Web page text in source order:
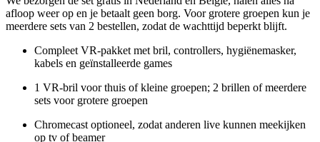
afloop weer op en je betaalt geen borg. Voor grotere groepen kun je
meerdere sets van 2 bestellen, zodat de wachttijd beperkt blijft.
Compleet VR-pakket met bril, controllers, hygiënemasker,
kabels en geïnstalleerde games
1 VR-bril voor thuis of kleine groepen; 2 brillen of meerdere
sets voor grotere groepen
Chromecast optioneel, zodat anderen live kunnen meekijken
op tv of beamer